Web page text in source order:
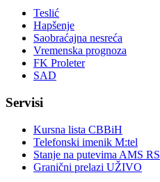
Teslić
Hapšenje
Saobraćajna nesreća
Vremenska prognoza
FK Proleter
SAD
Servisi
Kursna lista CBBiH
Telefonski imenik M:tel
Stanje na putevima AMS RS
Granični prelazi UŽIVO